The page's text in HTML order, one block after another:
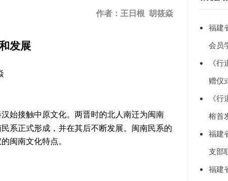
作者：王日根 胡筱焱
发展
始接触中原文化。两晋时的北人南迁为闽南
系正式形成，并在其后不断发展。闽南民系的
闽南文化特点。
福建
会员
《
赠仪
《
榕首
福建
支部
福建